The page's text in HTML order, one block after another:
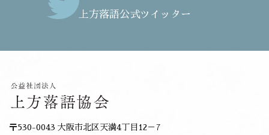
上方落語公式ツイッター
〒530-0043 大阪市北区天満4丁目12－7